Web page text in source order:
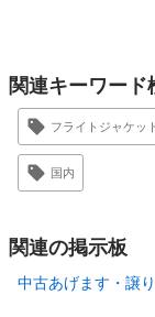
関連キーワード
フライトジャケット
国内
関連の掲示板
中古あげます・譲